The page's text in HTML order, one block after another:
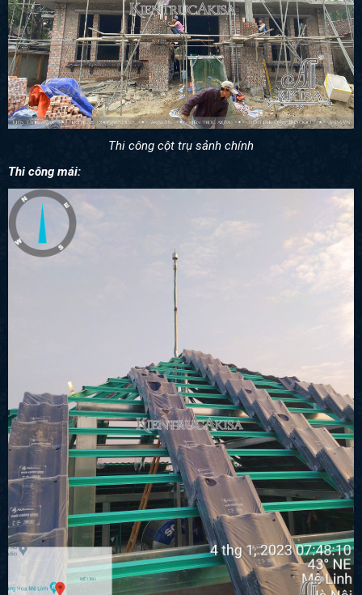
Thi công cột trụ sảnh chính
Thi công mái: